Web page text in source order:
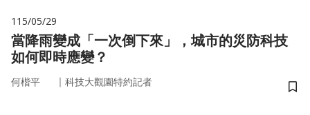
115/05/29
當降雨變成「一次倒下來」，城市的災防科技
如何即時應變？
何楷平 ｜ 科技大觀園特約記者
儲